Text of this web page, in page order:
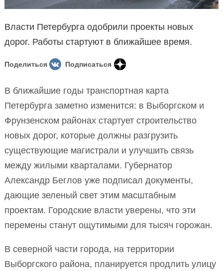
Власти Петербурга одобрили проекты новых
дорог. Работы стартуют в ближайшее время.
Поделиться Подписаться
В ближайшие годы транспортная карта
Петербурга заметно изменится: в Выборгском и
Фрунзенском районах стартует строительство
новых дорог, которые должны разгрузить
существующие магистрали и улучшить связь
между жилыми кварталами. Губернатор
Александр Беглов уже подписал документы,
дающие зеленый свет этим масштабным
проектам. Городские власти уверены, что эти
перемены станут ощутимыми для тысяч горожан.
В северной части города, на территории
Выборгского района, планируется продлить улицу